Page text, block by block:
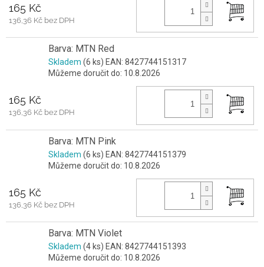
165 Kč
136,36 Kč bez DPH
Barva: MTN Red
Skladem (6 ks) EAN: 8427744151317
Můžeme doručit do: 10.8.2026
165 Kč
136,36 Kč bez DPH
Barva: MTN Pink
Skladem (6 ks) EAN: 8427744151379
Můžeme doručit do: 10.8.2026
165 Kč
136,36 Kč bez DPH
Barva: MTN Violet
Skladem (4 ks) EAN: 8427744151393
Můžeme doručit do: 10.8.2026